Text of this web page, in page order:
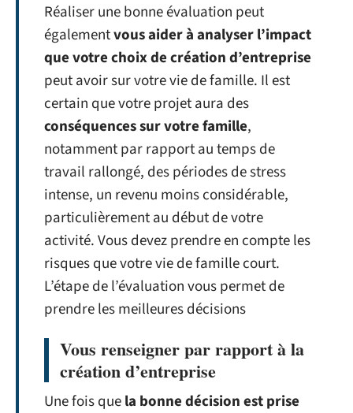
Réaliser une bonne évaluation peut
égalementvous aider à analyser l’impact
que votre choix de création d’entreprise
peut avoir sur votre vie de famille. Il est
certain que votre projet aura des
conséquences sur votre famille,
notamment par rapport au temps de
travail rallongé, des périodes de stress
intense, un revenu moins considérable,
particulièrement au début de votre
activité. Vous devez prendre en compte les
risques que votre vie de famille court.
L’étape de l’évaluation vous permet de
prendre les meilleures décisions
Vous renseigner par rapport à la
création d’entreprise
Une fois quela bonne décision est prise